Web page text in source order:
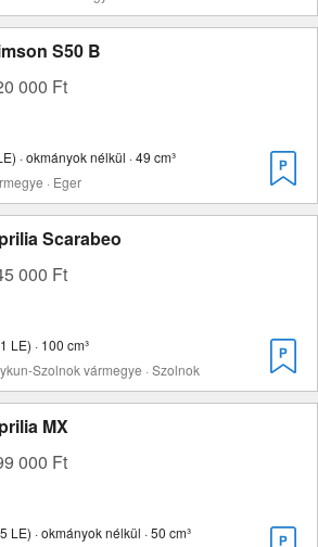
S50 B
000 Ft
· okmányok nélkül · 49 cm³
· Eger
Scarabeo
000 Ft
LE) · 100 cm³
Szolnok vármegye · Szolnok
MX
000 Ft
LE) · okmányok nélkül · 50 cm³